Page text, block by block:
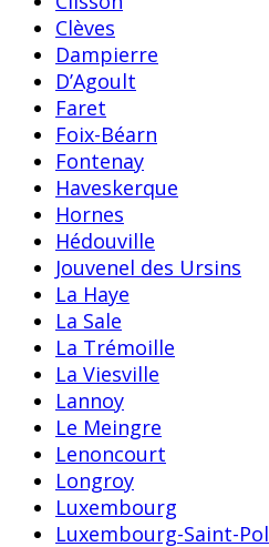
Clèves
Dampierre
D’Agoult
Faret
Foix-Béarn
Fontenay
Haveskerque
Hornes
Hédouville
Jouvenel des Ursins
La Haye
La Sale
La Trémoille
La Viesville
Lannoy
Le Meingre
Lenoncourt
Longroy
Luxembourg
Luxembourg-Saint-Pol